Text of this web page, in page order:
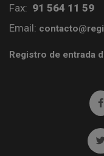
Fax: 91 564 11 59
Email:
Registro de entrada